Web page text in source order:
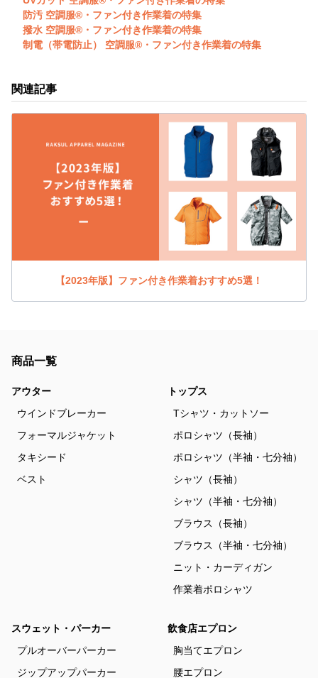
防汚 空調服®・ファン付き作業着の特集
撥水 空調服®・ファン付き作業着の特集
制電（帯電防止） 空調服®・ファン付き作業着の特集
関連記事
【2023年版】ファン付き作業着おすすめ5選！
商品一覧
アウター
ウインドブレーカー
フォーマルジャケット
タキシード
ベスト
トップス
Tシャツ・カットソー
ポロシャツ（長袖）
ポロシャツ（半袖・七分袖）
シャツ（長袖）
シャツ（半袖・七分袖）
ブラウス（長袖）
ブラウス（半袖・七分袖）
ニット・カーディガン
作業着ポロシャツ
スウェット・パーカー
プルオーバーパーカー
ジップアップパーカー
飲食店エプロン
胸当てエプロン
腰エプロン